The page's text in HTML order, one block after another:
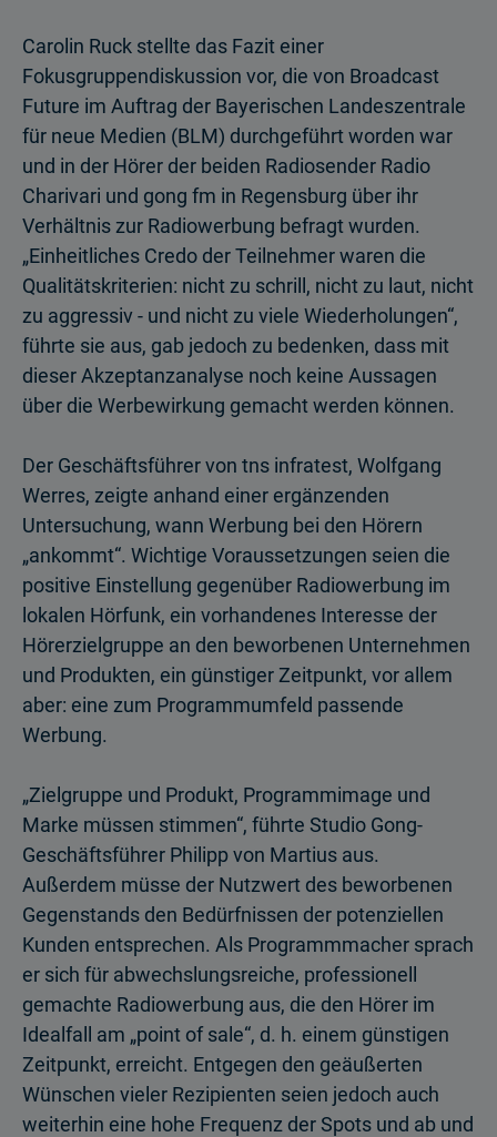
Carolin Ruck stellte das Fazit einer
Fokusgruppendiskussion vor, die von Broadcast
Future im Auftrag der Bayerischen Landeszentrale
für neue Medien (BLM) durchgeführt worden war
und in der Hörer der beiden Radiosender Radio
Charivari und gong fm in Regensburg über ihr
Verhältnis zur Radiowerbung befragt wurden.
„Einheitliches Credo der Teilnehmer waren die
Qualitätskriterien: nicht zu schrill, nicht zu laut, nicht
zu aggressiv - und nicht zu viele Wiederholungen“,
führte sie aus, gab jedoch zu bedenken, dass mit
dieser Akzeptanzanalyse noch keine Aussagen
über die Werbewirkung gemacht werden können.
Der Geschäftsführer von tns infratest, Wolfgang
Werres, zeigte anhand einer ergänzenden
Untersuchung, wann Werbung bei den Hörern
„ankommt“. Wichtige Voraussetzungen seien die
positive Einstellung gegenüber Radiowerbung im
lokalen Hörfunk, ein vorhandenes Interesse der
Hörerzielgruppe an den beworbenen Unternehmen
und Produkten, ein günstiger Zeitpunkt, vor allem
aber: eine zum Programmumfeld passende
Werbung.
„Zielgruppe und Produkt, Programmimage und
Marke müssen stimmen“, führte Studio Gong-
Geschäftsführer Philipp von Martius aus.
Außerdem müsse der Nutzwert des beworbenen
Gegenstands den Bedürfnissen der potenziellen
Kunden entsprechen. Als Programmmacher sprach
er sich für abwechslungsreiche, professionell
gemachte Radiowerbung aus, die den Hörer im
Idealfall am „point of sale“, d. h. einem günstigen
Zeitpunkt, erreicht. Entgegen den geäußerten
Wünschen vieler Rezipienten seien jedoch auch
weiterhin eine hohe Frequenz der Spots und ab und